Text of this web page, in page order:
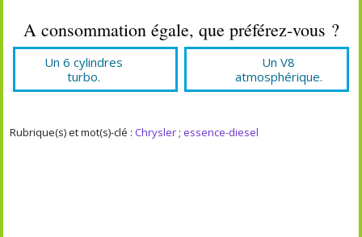
A consommation égale, que préférez-vous ?
Un 6 cylindres
turbo.
Un V8
atmosphérique.
Rubrique(s) et mot(s)-clé :Chrysler;essence-diesel